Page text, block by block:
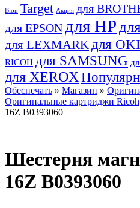
Bion Target Акция для
для EPSON для HP
для LEXMARK для OKI
RICOH для SAMSUNG
для XEROX
Обеспечать » Магазин »
Оригинальные картриджи Ricoh
16Z B0393060
Шестерня
16Z B0393060